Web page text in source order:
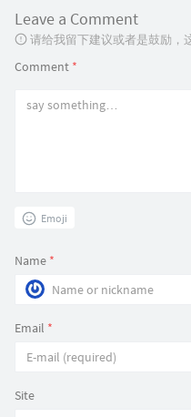
Leave a Comment
请给我留下建议或者是鼓励，
Comment *
Emoji
Name *
Email *
Site